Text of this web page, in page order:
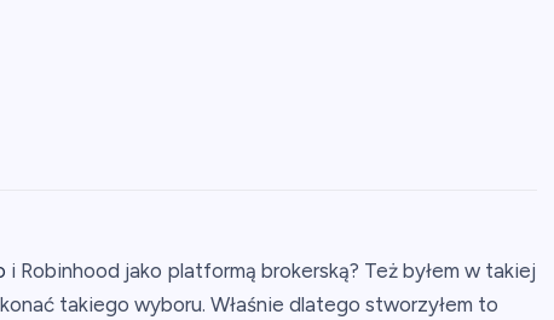
i Robinhood jako platformą brokerską? Też byłem w takiej
takiego wyboru. Właśnie dlatego stworzyłem to